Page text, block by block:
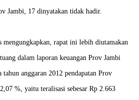
Jambi, 17 dinyatakan tidak hadir.
mengungkapkan, rapat ini lebih diutamakan
dalam laporan keuangan Prov Jambi
anggaran 2012 pendapatan Prov
%, yaitu teralisasi sebesar Rp 2.663